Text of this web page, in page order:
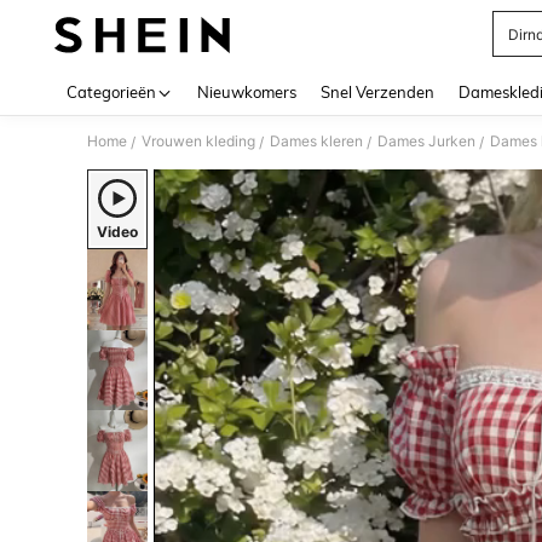
Categorieën Nieuwkomers Snel Verzenden
Home / Vrouwen kleding / Dames kleren / Dames Jurken /
Video